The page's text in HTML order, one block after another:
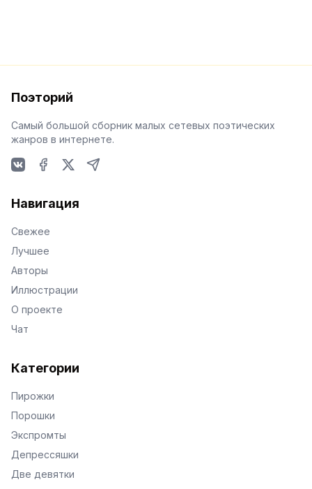
Поэторий
Самый большой сборник малых сетевых поэтических
жанров в интернете.
Навигация
Свежее
Лучшее
Авторы
Иллюстрации
О проекте
Чат
Категории
Пирожки
Порошки
Экспромты
Депрессяшки
Две девятки